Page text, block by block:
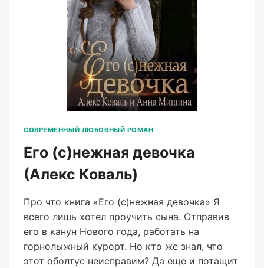
СОВРЕМЕННЫЙ ЛЮБОВНЫЙ РОМАН
Его (с)нежная девочка
(Алекс Коваль)
Про что книга «Его (с)нежная девочка» Я
всего лишь хотел проучить сына. Отправив
его в канун Нового года, работать на
горнолыжный курорт. Но кто же знал, что
этот оболтус неисправим? Да еще и потащит